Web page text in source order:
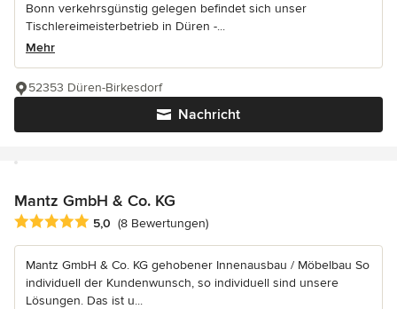
Bonn verkehrsgünstig gelegen befindet sich unser
Tischlereimeisterbetrieb in Düren -...
Mehr
Nachricht
52353 Düren-Birkesdorf
Mantz GmbH & Co. KG
Durchschnittliche Bewertung: 5 von 5 Sternen
5,0 (8 Bewertungen)
Mantz GmbH & Co. KG gehobener Innenausbau / Möbelbau So
individuell der Kundenwunsch, so individuell sind unsere
Lösungen. Das ist u...